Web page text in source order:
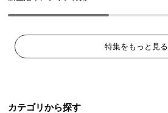
特集をもっと見る
カテゴリから探す